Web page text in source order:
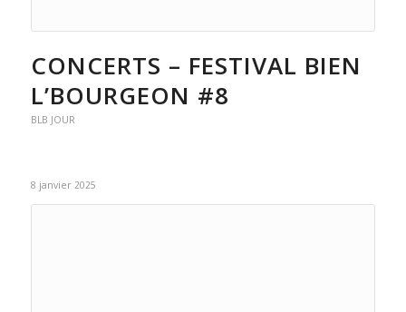
CONCERTS – FESTIVAL BIEN
L’BOURGEON #8
BLB JOUR
8 janvier 2025